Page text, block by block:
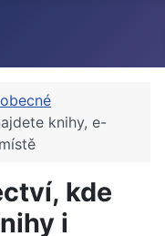
knihy, e-
kde
i